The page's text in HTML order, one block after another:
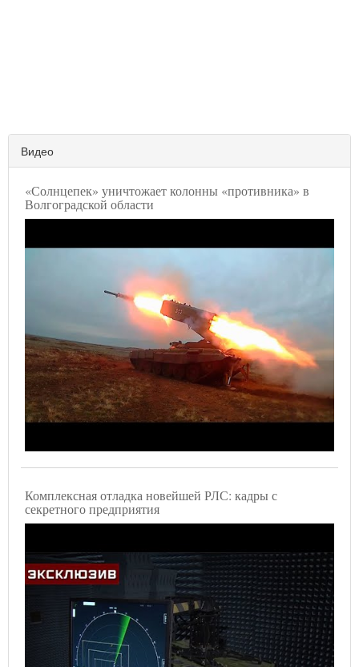
Видео
«Солнцепек» уничтожает колонны «противника» в
Волгоградской области
Комплексная отладка новейшей РЛС: кадры с
секретного предприятия